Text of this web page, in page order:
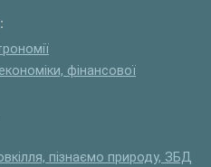
фінансової
пізнаємо природу, ЗБД